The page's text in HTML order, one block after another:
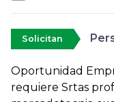
Solicitan
Oportunidad
requiere Srtas